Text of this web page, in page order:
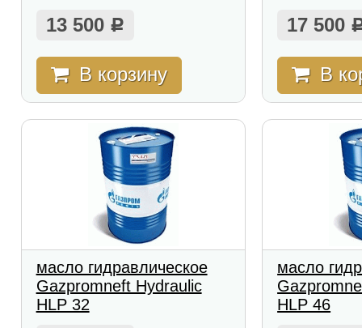
13 500 Р
В корзину
17 500
В
масло гидравлическое
Gazpromneft Hydraulic
HLP 32
масло
HLP 46